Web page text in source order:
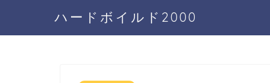
ハードボイルド2000